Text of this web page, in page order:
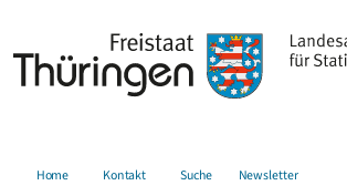
Home Kontakt Suche Newsletter